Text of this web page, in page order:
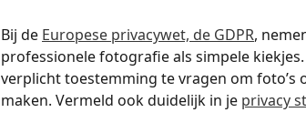
Bij de Europese privacywet, de GDPR,
professionele fotografie als simpele
verplicht toestemming te vragen om foto’s
maken. Vermeld ook duidelijk in je privacy